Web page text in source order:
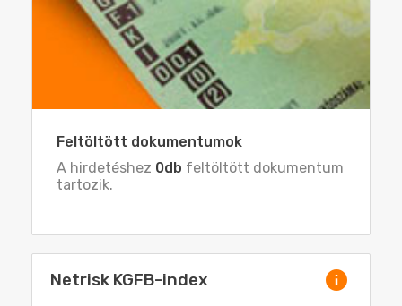
Feltöltött dokumentumok
A hirdetéshez 0db feltöltött dokumentum
tartozik.
Netrisk KGFB-index